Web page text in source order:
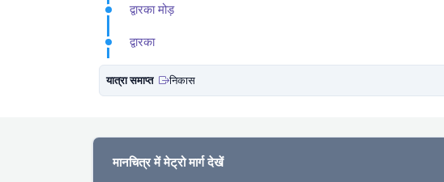
द्वारका मोड़
द्वारका
यात्रा समाप्त निकास
मानचित्र में मेट्रो मार्ग देखें